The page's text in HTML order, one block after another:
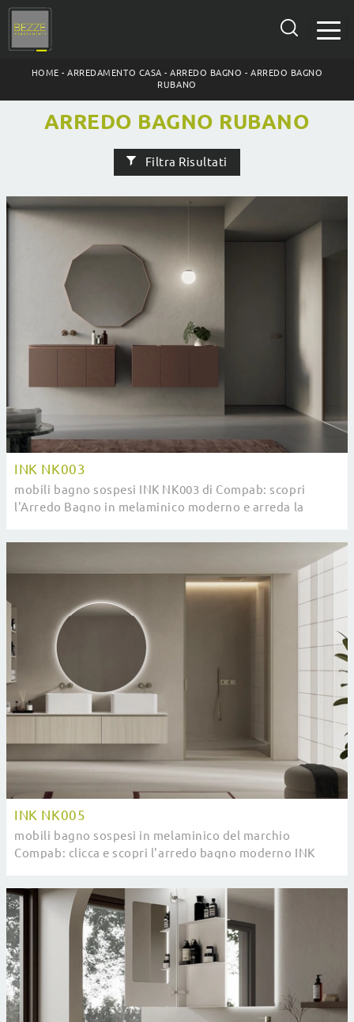
HOME -ARREDAMENTO CASA -ARREDO BAGNO -ARREDO BAGNO
RUBANO
ARREDO BAGNO RUBANO
Filtra Risultati
INK NK003
mobili bagno sospesi INK NK003 di Compab: scopri
l'Arredo Bagno in melaminico moderno e arreda la
INK NK005
mobili bagno sospesi in melaminico del marchio
Compab: clicca e scopri l'arredo bagno moderno INK